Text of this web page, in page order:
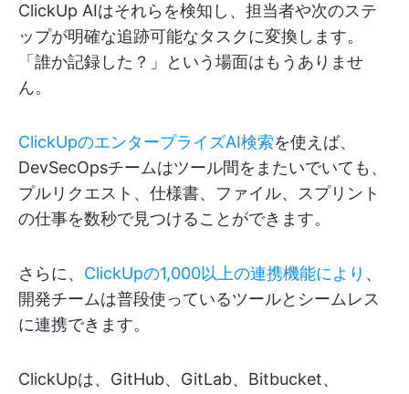
ClickUp AIはそれらを検知し、担当者や次のステ
ップが明確な追跡可能なタスクに変換します。
「誰か記録した？」という場面はもうありませ
ん。
ClickUpのエンタープライズAI検索を使えば、
DevSecOpsチームはツール間をまたいでいても、
プルリクエスト、仕様書、ファイル、スプリント
の仕事を数秒で見つけることができます。
さらに、 ClickUpの1,000以上の連携機能により 、
開発チームは普段使っているツールとシームレス
に連携できます。
ClickUpは、GitHub、GitLab、Bitbucket、